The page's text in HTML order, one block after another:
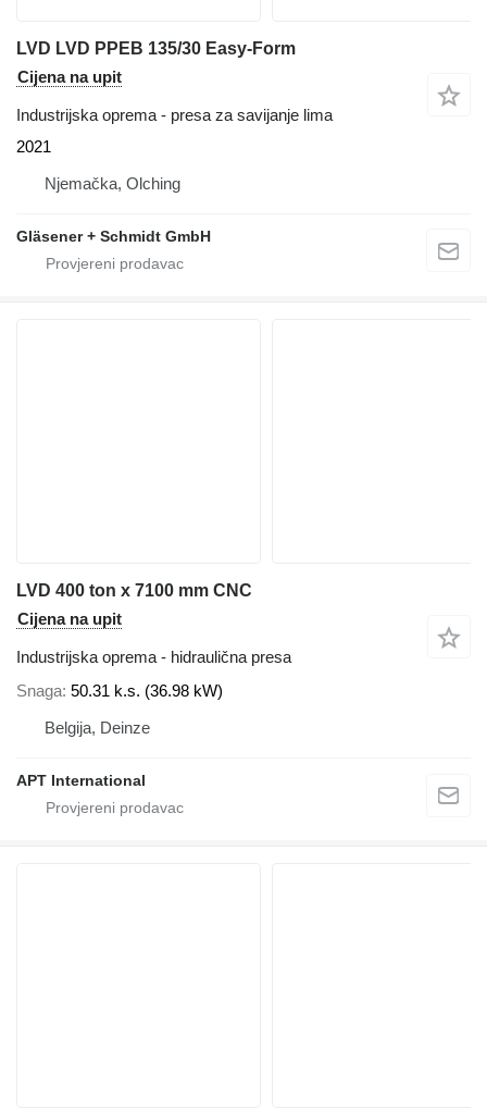
LVD LVD PPEB 135/30 Easy-Form
Cijena na upit
Industrijska oprema - presa za savijanje lima
2021
Njemačka, Olching
Gläsener + Schmidt GmbH
LVD 400 ton x 7100 mm CNC
Cijena na upit
Industrijska oprema - hidraulična presa
Snaga 50.31 k.s. (36.98 kW)
Belgija, Deinze
APT International